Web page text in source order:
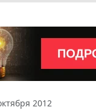
2012